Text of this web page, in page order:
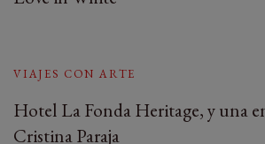
VIAJES CON ARTE
Hotel La Fonda Heritage, y una
Cristina Paraja